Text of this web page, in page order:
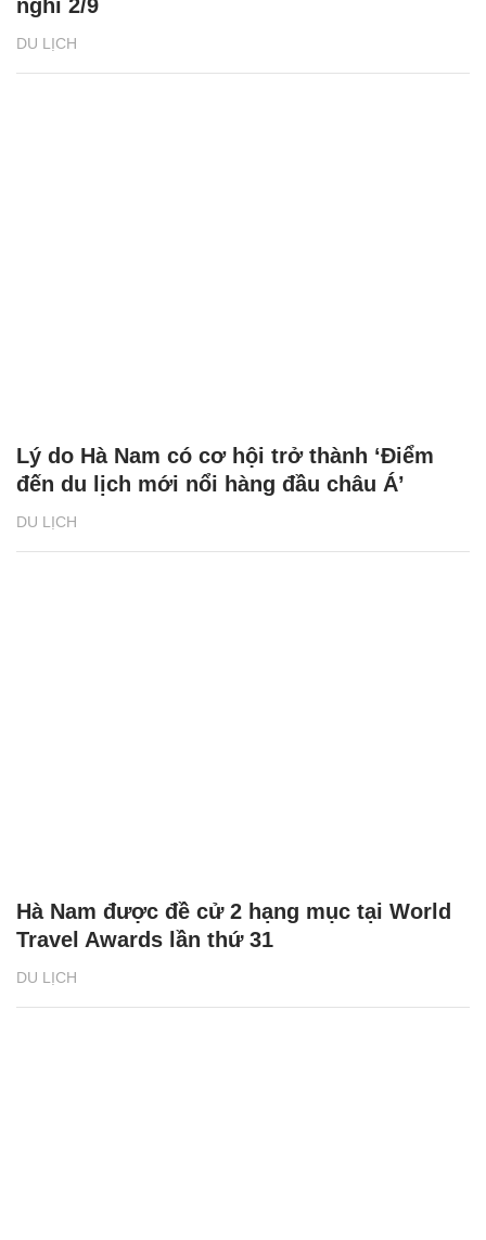
DU LỊCH
nghỉ 2/9
DU LỊCH
Lý do Hà Nam có cơ hội trở thành ‘Điểm
đến du lịch mới nổi hàng đầu châu Á’
DU LỊCH
Hà Nam được đề cử 2 hạng mục tại World
Travel Awards lần thứ 31